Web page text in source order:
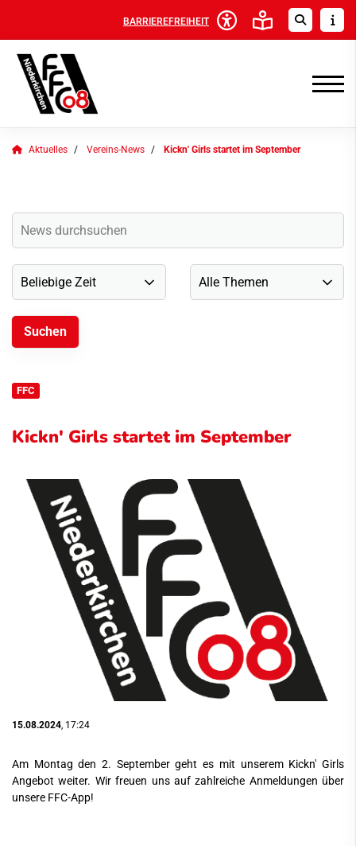
BARRIEREFREIHEIT
Aktuelles Vereins-News Kickn' Girls startet im September
FFC
Kickn' Girls startet im September
15.08.2024 , 17:24
Am Montag den 2. September geht es mit unserem Kickn' Girls
Angebot weiter. Wir freuen uns auf zahlreiche Anmeldungen über
unsere FFC-App!